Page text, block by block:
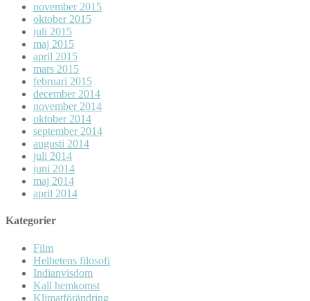
november 2015
oktober 2015
juli 2015
maj 2015
april 2015
mars 2015
februari 2015
december 2014
november 2014
oktober 2014
september 2014
augusti 2014
juli 2014
juni 2014
maj 2014
april 2014
Kategorier
Film
Helhetens filosofi
Indianvisdom
Kall hemkomst
Klimatförändring